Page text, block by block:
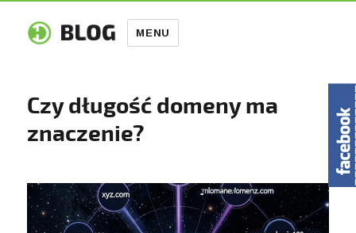
MENU
Czy długość domeny ma
znaczenie?